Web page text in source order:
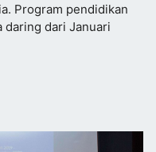
Program pendidikan
daring dari Januari